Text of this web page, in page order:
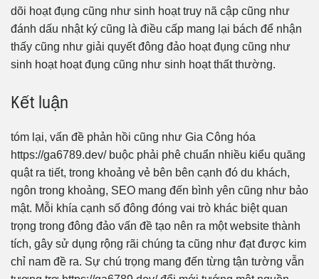
dõi hoạt đụng cũng như sinh hoạt truy nã cập cũng như
đánh dấu nhật ký cũng là điều cấp mang lại bách để nhận
thấy cũng như giải quyết đông đảo hoạt đụng cũng như
sinh hoạt hoạt đụng cũng như sinh hoạt thất thường.
Kết luận
tóm lại, vấn đề phản hồi cũng như Gia Công hóa
https://ga6789.dev/ buộc phải phê chuẩn nhiều kiểu quăng
quật ra tiết, trong khoảng vẻ bên bên cạnh đó du khách,
ngôn trong khoảng, SEO mang đến bình yên cũng như bảo
mật. Mỗi khía cạnh số đông đóng vai trò khác biệt quan
trọng trong đông đảo vấn đề tạo nên ra một website thành
tích, gây sử dụng rộng rãi chúng ta cũng như đạt được kim
chỉ nam đề ra. Sự chú trọng mang đến từng tận tường vẫn